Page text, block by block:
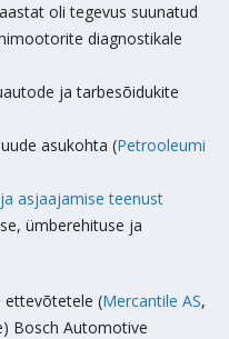
oli tegevus suunatud
diagnostikale
ja tarbesõidukite
asukohta (Petrooleumi
asjaajamise teenust
ümberehituse ja
ettevõtetele (Mercantile AS,
Bosch Automotive